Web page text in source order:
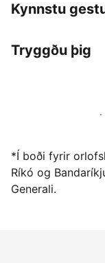
Kynnstu
Tryggðu þig
Vertu gestgjafi
*Í boði fyrir
Ríkó og
Generali.